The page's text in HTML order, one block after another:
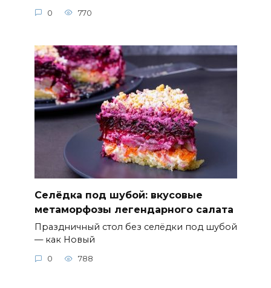
0 770
Селёдка под шубой: вкусовые
метаморфозы легендарного салата
Праздничный стол без селёдки под шубой
— как Новый
0 788